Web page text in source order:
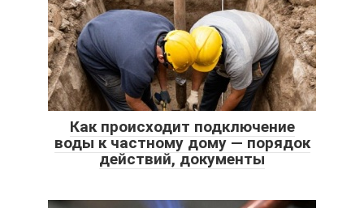
Как происходит подключение
воды к частному дому — порядок
действий, документы